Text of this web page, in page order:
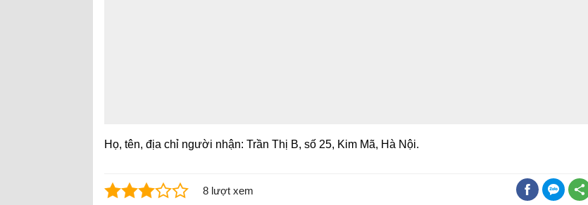
Họ, tên, địa chỉ người nhận: Trần Thị B, số 25, Kim Mã, Hà Nội.
8 lượt xem